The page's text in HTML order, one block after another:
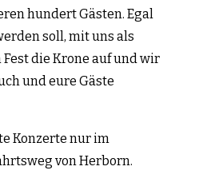
hundert Gästen. Egal
soll, mit uns als
die Krone auf und wir
und eure Gäste
Konzerte nur im
von Herborn.